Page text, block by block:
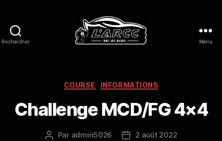
Rechercher
Reuil
Menu
Catégories
COURSE INFORMATIONS
Challenge MCD/FG 4×4
Auteur
Par admin5026
Date2 août 2022